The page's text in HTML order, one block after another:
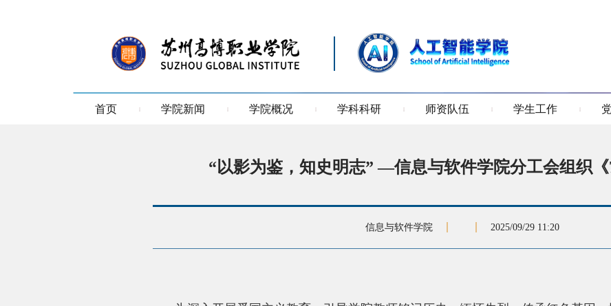
首页 学院新闻 学院概况 学科科研 师资队伍 学生工作
“以影为鉴，知史明志” —信息与软件学院分工会组织《
信息与软件学院 2025/09/29 11:20